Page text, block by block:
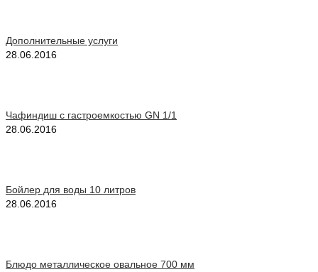
Дополнительные услуги
28.06.2016
Чафиндиш с гастроемкостью GN 1/1
28.06.2016
Бойлер для воды 10 литров
28.06.2016
Блюдо металлическое овальное 700 мм